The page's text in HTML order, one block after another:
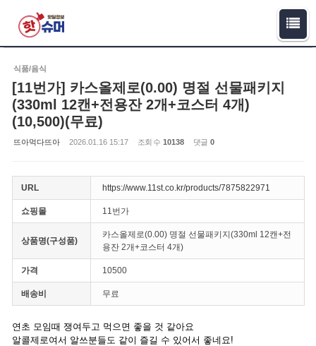
식품/음식
[11번가] 카스올제로(0.00) 명절 선물패키지
(330ml 12캔+전용잔 2개+코스터 4개)
(10,500)(무료)
뜨아먹다뜨아 2026.01.16 15:17 조회 수 10138 댓글 0
URL https://www.11st.co.kr/products/7875822971
쇼핑몰 11번가
상품명(구성품)
카스올제로(0.00) 명절 선물패키지(330ml 12캔+전
용잔 2개+코스터 4개)
가격 10500
배송비 무료
연초 모임때 쟁여두고 먹으면 좋을 것 같아요
알콜제로여서 알쓰분들도 같이 즐길 수 있어서 좋네요!